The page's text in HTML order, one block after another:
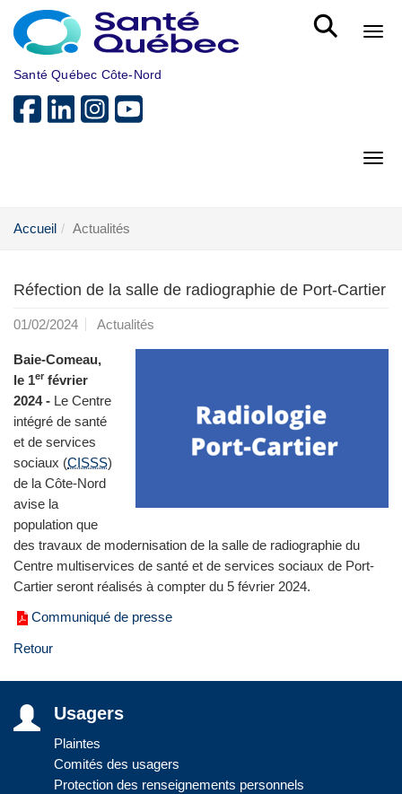
Aller au menu principal
Santé Québec Côte-Nord
Accueil Actualités
Réfection de la salle de radiographie de Port-Cartier
01/02/2024 Actualités
Baie-Comeau,
le 1er février
2024 - Le Centre
intégré de santé
et de services
sociaux (CISSS)
de la Côte‑Nord
avise la
population que
des travaux de modernisation de la salle de radiographie du
Centre multiservices de santé et de services sociaux de Port-
Cartier seront réalisés à compter du 5 février 2024.
Communiqué de presse
Retour
Usagers
Plaintes
Comités des usagers
Protection des renseignements personnels